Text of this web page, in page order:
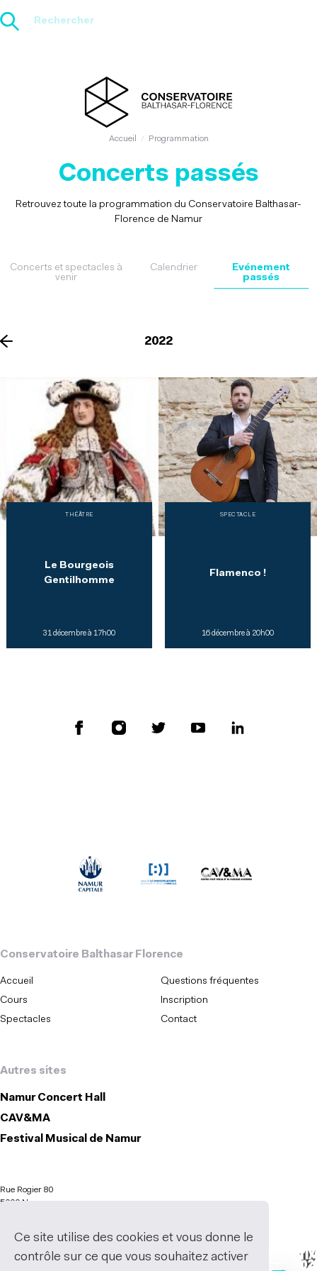
au
Accueil Programmation
Concerts passés
Retrouvez toute la programmation du Conservatoire Balthasar-
Florence de Namur
Concerts et spectacles à
venir
Calendrier
Evénement
passés
2022
THÉÂTRE
Le Bourgeois
Gentilhomme
31 décembre à 17h00
SPECTACLE
Flamenco !
16 décembre à 20h00
Autres sites
Namur Concert Hall
CAV&MA
Festival Musical de Namur
Conservatoire Balthasar Florence
Accueil
Questions fréquentes
Cours
Inscription
Spectacles
Contact
Rue Rogier 80
5000 Namur
Gestion des services
Ce site utilise des cookies et vous donne le
contrôle sur ce que vous souhaitez activer